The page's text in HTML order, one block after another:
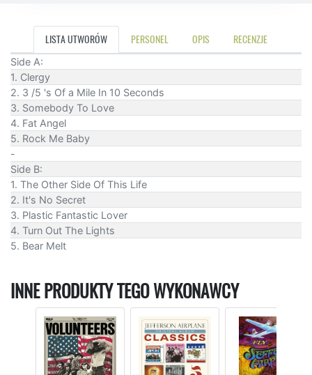
LISTA UTWORÓW PERSONEL OPIS RECENZJE
Side A:
1. Clergy
2. 3 /5 's Of a Mile In 10 Seconds
3. Somebody To Love
4. Fat Angel
5. Rock Me Baby
-
Side B:
1. The Other Side Of This Life
2. It's No Secret
3. Plastic Fantastic Lover
4. Turn Out The Lights
5. Bear Melt
INNE PRODUKTY TEGO WYKONAWCY